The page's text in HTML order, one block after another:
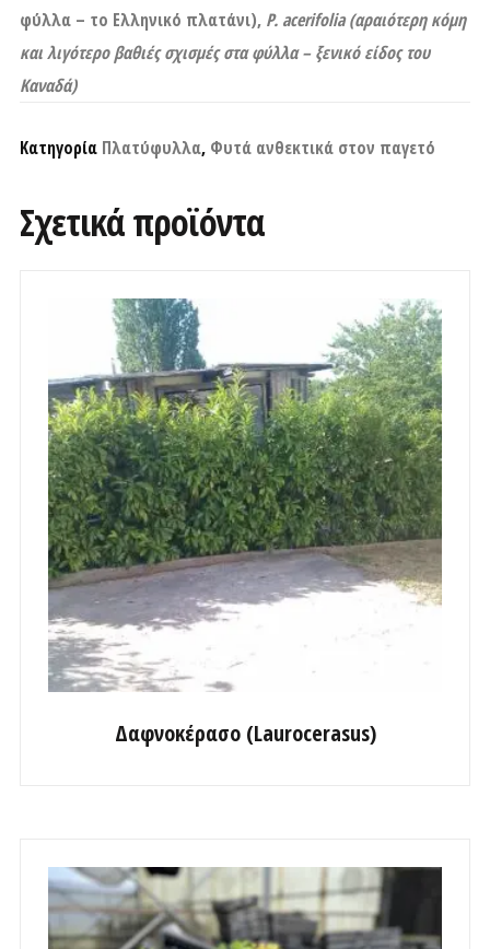
φύλλα – το Ελληνικό πλατάνι), P. acerifolia (αραιότερη κόμη
και λιγότερο βαθιές σχισμές στα φύλλα – ξενικό είδος του
Καναδά)
Κατηγορία Πλατύφυλλα, Φυτά ανθεκτικά στον παγετό
Σχετικά προϊόντα
Δαφνοκέρασο (Laurocerasus)